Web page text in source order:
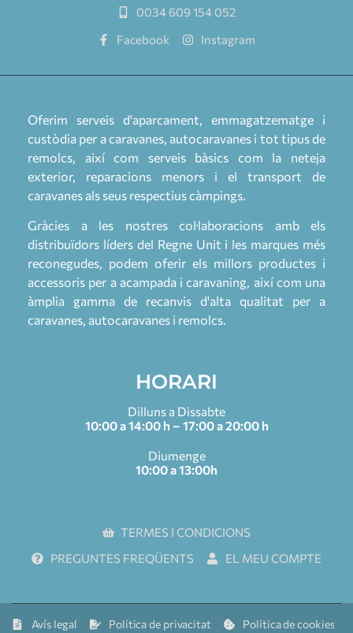
0034 609 154 052
Facebook
Instagram
Oferim serveis d'aparcament, emmagatzematge i
custòdia per a caravanes, autocaravanes i tot tipus de
remolcs, així com serveis bàsics com la neteja
exterior, reparacions menors i el transport de
caravanes als seus respectius càmpings.
Gràcies a les nostres col·laboracions amb els
distribuïdors líders del Regne Unit i les marques més
reconegudes, podem oferir els millors productes i
accessoris per a acampada i caravaning, així com una
àmplia gamma de recanvis d'alta qualitat per a
caravanes, autocaravanes i remolcs.
HORARI
Dilluns a Dissabte
10:00 a 14:00 h – 17:00 a 20:00 h
Diumenge
10:00 a 13:00h
TERMES I CONDICIONS
PREGUNTES FREQÜENTS
EL MEU COMPTE
Avís legal Política de privacitat Política de cookies